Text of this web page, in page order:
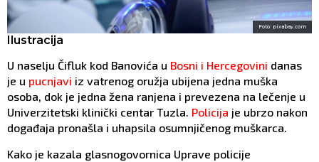
Foto: pixabay.com
Ilustracija
U naselju Čifluk kod Banovića u Bosni i Hercegovini danas
je u pucnjavi iz vatrenog oružja ubijena jedna muška
osoba, dok je jedna žena ranjena i prevezena na lečenje u
Univerzitetski klinički centar Tuzla. Policija je ubrzo nakon
događaja pronašla i uhapsila osumnjičenog muškarca.
Kako je kazala glasnogovornica Uprave policije